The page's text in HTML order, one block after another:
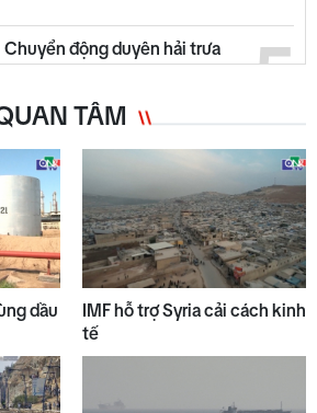
5
Chuyển động duyên hải trưa
07/8
6
Thời sự sáng 07/8/2026
7
Thế giới trưa 07/8
Bản tin kinh tế - tài chính
TÂM
dầu
IMF hỗ trợ Syria cải cách kinh
tế